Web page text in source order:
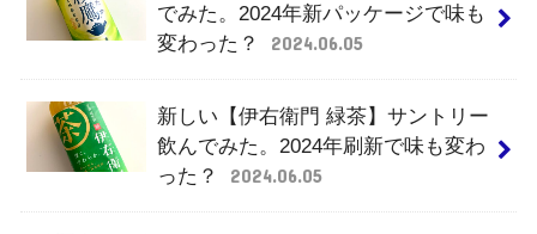
でみた。2024年新パッケージで味も
変わった？
2024.06.05
新しい【伊右衛門 緑茶】サントリー
飲んでみた。2024年刷新で味も変わ
った？
2024.06.05